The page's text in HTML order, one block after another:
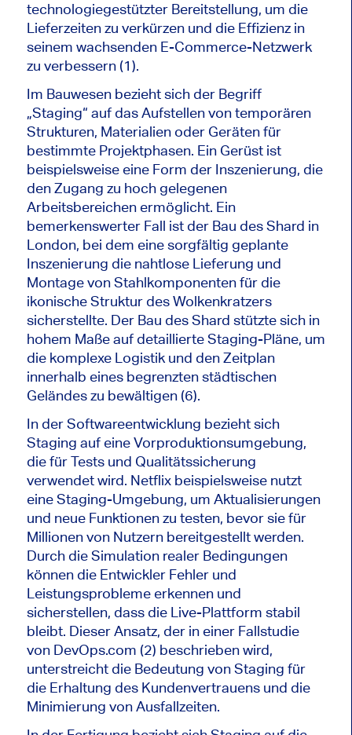
technologiegestützter Bereitstellung, um die
Lieferzeiten zu verkürzen und die Effizienz in
seinem wachsenden E-Commerce-Netzwerk
zu verbessern (1).
Im Bauwesen bezieht sich der Begriff
„Staging“ auf das Aufstellen von temporären
Strukturen, Materialien oder Geräten für
bestimmte Projektphasen. Ein Gerüst ist
beispielsweise eine Form der Inszenierung, die
den Zugang zu hoch gelegenen
Arbeitsbereichen ermöglicht. Ein
bemerkenswerter Fall ist der Bau des Shard in
London, bei dem eine sorgfältig geplante
Inszenierung die nahtlose Lieferung und
Montage von Stahlkomponenten für die
ikonische Struktur des Wolkenkratzers
sicherstellte. Der Bau des Shard stützte sich in
hohem Maße auf detaillierte Staging-Pläne, um
die komplexe Logistik und den Zeitplan
innerhalb eines begrenzten städtischen
Geländes zu bewältigen (6).
In der Softwareentwicklung bezieht sich
Staging auf eine Vorproduktionsumgebung,
die für Tests und Qualitätssicherung
verwendet wird. Netflix beispielsweise nutzt
eine Staging-Umgebung, um Aktualisierungen
und neue Funktionen zu testen, bevor sie für
Millionen von Nutzern bereitgestellt werden.
Durch die Simulation realer Bedingungen
können die Entwickler Fehler und
Leistungsprobleme erkennen und
sicherstellen, dass die Live-Plattform stabil
bleibt. Dieser Ansatz, der in einer Fallstudie
von DevOps.com (2) beschrieben wird,
unterstreicht die Bedeutung von Staging für
die Erhaltung des Kundenvertrauens und die
Minimierung von Ausfallzeiten.